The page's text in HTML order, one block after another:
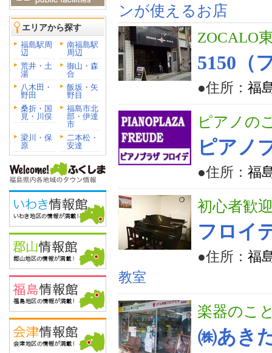
エリアから探す
福島駅周
辺
南福島駅
周辺
荒井・土
湯
御山・森
合
八木田・
野田
飯坂・矢
野目
桑折・国
見・川俣
福島市北
部・伊達
市
梁川・保
原
二本松・
安達
ンが使えるお店
ZOCALO
5150（
●住所： 福
ピアノの
ピアノ
●住所： 福
初心者歓
フロイ
●住所： 福
教室
楽器のこ
㈱あき